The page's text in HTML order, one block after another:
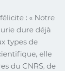
: « Notre
dure déjà
types de
elle
du CNRS, de